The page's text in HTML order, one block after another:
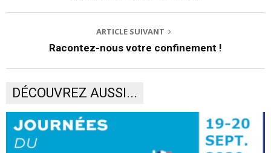
ARTICLE SUIVANT
Racontez-nous votre confinement !
DÉCOUVREZ AUSSI...